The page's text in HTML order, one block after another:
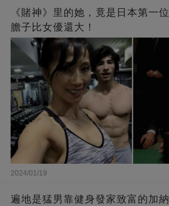
《賭神》里的她，竟是日本第一
膽子比女優還大！
2024/01/19
遍地是猛男靠健身發家致富的加